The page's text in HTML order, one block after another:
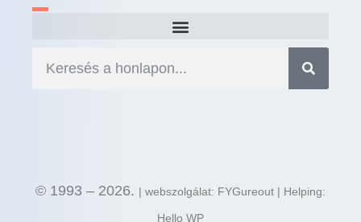
© 1993 – 2026. | webszolgálat: FYGureout | Helping:
Hello WP